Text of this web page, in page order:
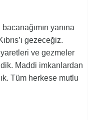
yanına
gezeceğiz.
ve gezmeler
Maddi imkanlardan
Tüm herkese mutlu